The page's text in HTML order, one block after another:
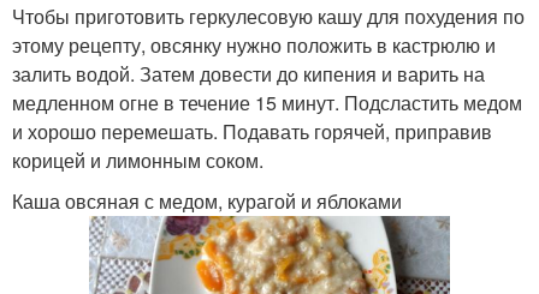
Чтобы приготовить геркулесовую кашу для похудения по
этому рецепту, овсянку нужно положить в кастрюлю и
залить водой. Затем довести до кипения и варить на
медленном огне в течение 15 минут. Подсластить медом
и хорошо перемешать. Подавать горячей, приправив
корицей и лимонным соком.
Каша овсяная с медом, курагой и яблоками